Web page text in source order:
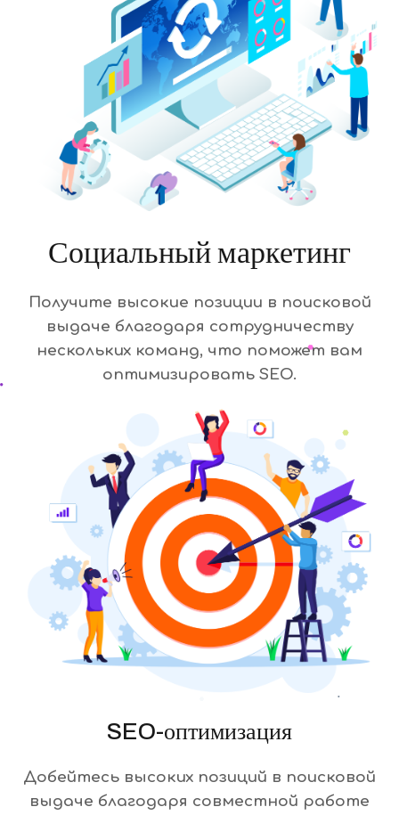
Социальный маркетинг
Получите высокие позиции в поисковой
выдаче благодаря сотрудничеству
нескольких команд, что поможет вам
оптимизировать SEO.
SEO-оптимизация
Добейтесь высоких позиций в поисковой
выдаче благодаря совместной работе